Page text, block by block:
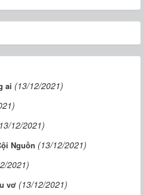
ai (13/12/2021)
12/2021)
Nguồn (13/12/2021)
2021)
vơ (13/12/2021)